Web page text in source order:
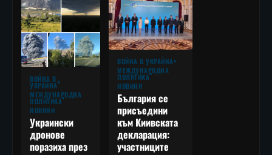
ВОЙНА В
УКРАЙНА
МЕЖДУНАРОДНА
ПОЛИТИКА
НОВИНИ
Украински
дронове
поразиха през
ВОЙНА В УКРАЙНА
МЕЖДУНАРОДНА
ПОЛИТИКА
НОВИНИ
България се
присъедини
към Киивската
декларация:
участниците